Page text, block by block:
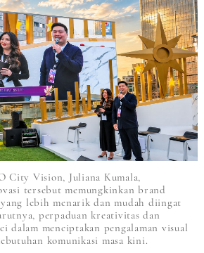
City Vision, Juliana Kumala,
tersebut memungkinkan brand
lebih menarik dan mudah diingat
perpaduan kreativitas dan
dalam menciptakan pengalaman visual
komunikasi masa kini.